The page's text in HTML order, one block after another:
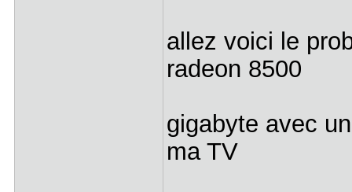
allez voici le
radeon 8500
gigabyte avec
ma TV